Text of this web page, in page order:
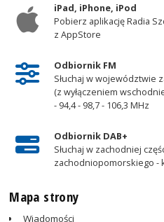
iPad, iPhone, iPod
Pobierz aplikację Radia
z AppStore
Odbiornik FM
Słuchaj w województwie
(z wyłączeniem
- 94,4 - 98,7 - 106,3 MHz
Odbiornik DAB+
Słuchaj w zachodniej
zachodniopomorskiego -
Mapa strony
Wiadomości